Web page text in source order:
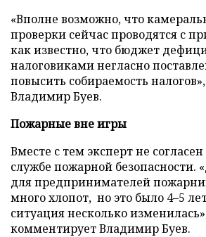
«Вполне возможно, что
проверки сейчас проводятся с
как известно, что бюджет
налоговиками негласно
повысить собираемость
Владимир Буев.
Пожарные вне игры
Вместе с тем эксперт не
службе пожарной безопасности.
для предпринимателей
много хлопот, но это было 4–5
ситуация несколько
комментирует Владимир Буев.